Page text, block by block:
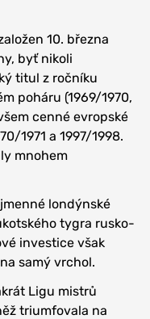
10. března
byť nikoli
titul z ročníku
poháru (1969/1970,
cenné evropské
1971 a 1997/1998.
mnohem
londýnské
tygra rusko-
investice však
samý vrchol.
Ligu mistrů
triumfovala na